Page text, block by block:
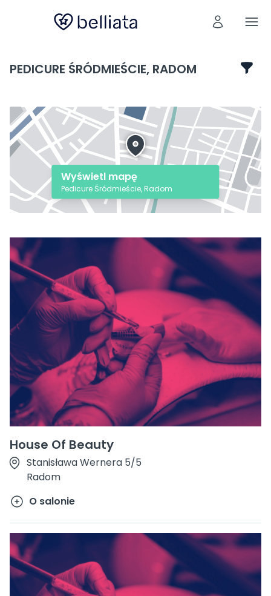
PEDICURE ŚRÓDMIEŚCIE, RADOM
House Of Beauty
Stanisława Wernera 5/5
Radom
O salonie
Wyświetl mapę
Pedicure Śródmieście, Radom